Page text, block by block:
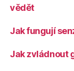
vědět
Jak fungují
Jak zvládnout